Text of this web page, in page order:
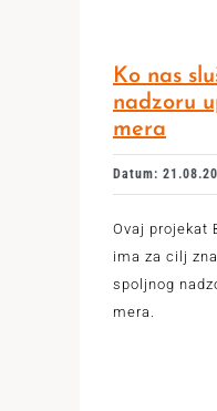
Ko nas
nadzoru
mera
Datum:
Ovaj projekat
ima za cilj
spoljnog
mera.